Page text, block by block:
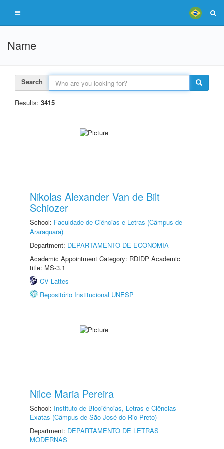
Name
Search
Results: 3415
Nikolas Alexander Van de Bilt
Schiozer
School: Faculdade de Ciências e Letras (Câmpus de
Araraquara)
Department: DEPARTAMENTO DE ECONOMIA
Academic Appointment Category: RDIDP Academic
title: MS-3.1
CV Lattes
Repositório Institucional UNESP
Nilce Maria Pereira
School: Instituto de Biociências, Letras e Ciências
Exatas (Câmpus de São José do Rio Preto)
Department: DEPARTAMENTO DE LETRAS
MODERNAS